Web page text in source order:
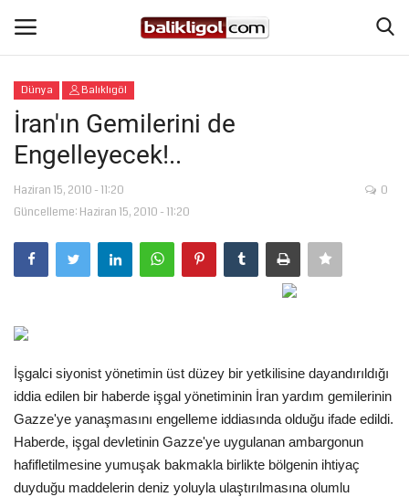
Giriş Yap
Anasayfa
Köşe Yazıları
Magazin
Spor
Gündem
Tekno Bilim
Dünya Balıklıgöl
İran'ın Gemilerini de
Engelleyecek!..
Haziran 15, 2010 - 11:20
Güncelleme: Haziran 15, 2010 - 11:20
0
İşgalci siyonist yönetimin üst düzey bir yetkilisine dayandırıldığı
iddia edilen bir haberde işgal yönetiminin İran yardım gemilerinin
Gazze'ye yanaşmasını engelleme iddiasında olduğu ifade edildi.
Haberde, işgal devletinin Gazze'ye uygulanan ambargonun
hafifletilmesine yumuşak bakmakla birlikte bölgenin ihtiyaç
duyduğu maddelerin deniz yoluyla ulaştırılmasına olumlu